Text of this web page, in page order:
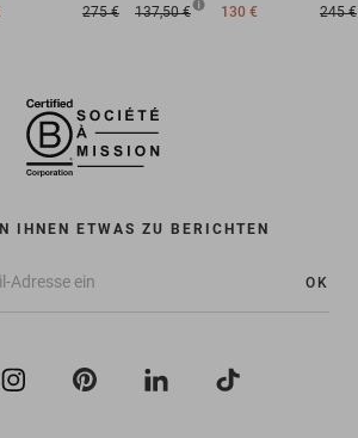
275 €
137,50 € 130 €
245 €
IHNEN ETWAS ZU BERICHTEN
OK